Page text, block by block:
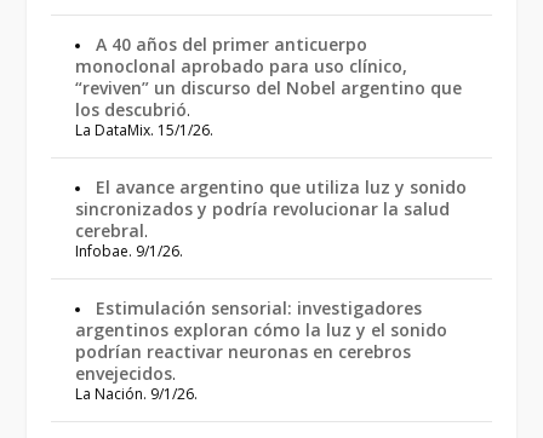
A 40 años del primer anticuerpo
monoclonal aprobado para uso clínico,
“reviven” un discurso del Nobel argentino que
los descubrió.
La DataMix. 15/1/26.
El avance argentino que utiliza luz y sonido
sincronizados y podría revolucionar la salud
cerebral.
Infobae. 9/1/26.
Estimulación sensorial: investigadores
argentinos exploran cómo la luz y el sonido
podrían reactivar neuronas en cerebros
envejecidos.
La Nación. 9/1/26.